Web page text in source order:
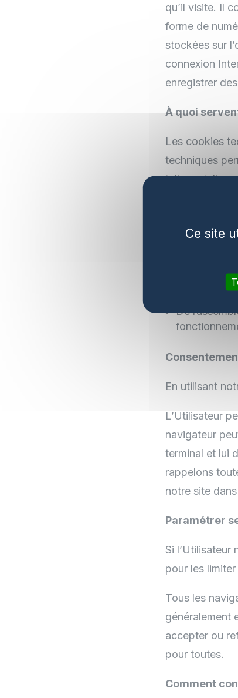
qu’il visite. Il
forme de
stockées sur
connexion
enregistrer
À quoi
Les cookies
techniques
telle ou telle
et autres
permettent
pas être
Nous
De
En utilisant
L’Utilisateur
navigateur
terminal et lui
rappelons
notre site
Paramétrer
Si
pour les
Tous les
généralement
accepter ou
pour toutes.
Comment
Ce site